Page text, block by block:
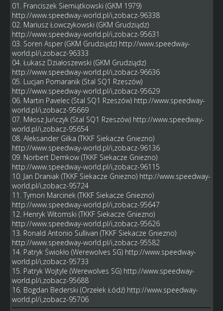
01. Franciszek Siemiątkowski (GKM 1979)
http://www.speedway-world.pl/i,zobacz-96338
02. Mariusz Łowczykowski (GKM Grudziądz)
http://www.speedway-world.pl/i,zobacz-95631
03. Soren Asper (GKM Grudziądz) http://www.speedway-
world.pl/i,zobacz-96333
04. Łukasz Działoszewski (GKM Grudziądz)
http://www.speedway-world.pl/i,zobacz-96636
05. Lucjan Pomaranik (Stal SQ1 Rzeszów)
http://www.speedway-world.pl/i,zobacz-95629
06. Martin Pavelec (Stal SQ1 Rzeszów) http://www.speedway-
world.pl/i,zobacz-95669
07. Miłosz Juńczyk (Stal SQ1 Rzeszów) http://www.speedway-
world.pl/i,zobacz-95654
08. Aleksander Gilka (TKKF Siekacze Gniezno)
http://www.speedway-world.pl/i,zobacz-96136
09. Norbert Demkow (TKKF Siekacze Gniezno)
http://www.speedway-world.pl/i,zobacz-96115
10. Jan Draniak (TKKF Siekacze Gniezno) http://www.speedway-
world.pl/i,zobacz-95724
11. Tymon Marcinek (TKKF Siekacze Gniezno)
http://www.speedway-world.pl/i,zobacz-95647
12. Henryk Witomski (TKKF Siekacze Gniezno)
http://www.speedway-world.pl/i,zobacz-95626
13. Ronald Antonio Sullivan (TKKF Siekacze Gniezno)
http://www.speedway-world.pl/i,zobacz-95582
14. Patryk Świokło (Werewolves SG) http://www.speedway-
world.pl/i,zobacz-95733
15. Patryk Wojtyle (Werewolves SG) http://www.speedway-
world.pl/i,zobacz-95688
16. Bogdan Bederski (Orzełek Łódź) http://www.speedway-
world.pl/i,zobacz-95706